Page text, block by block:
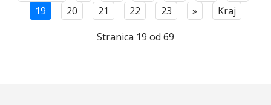
19
20 21 22 23 »
Kraj
Stranica 19 od 69